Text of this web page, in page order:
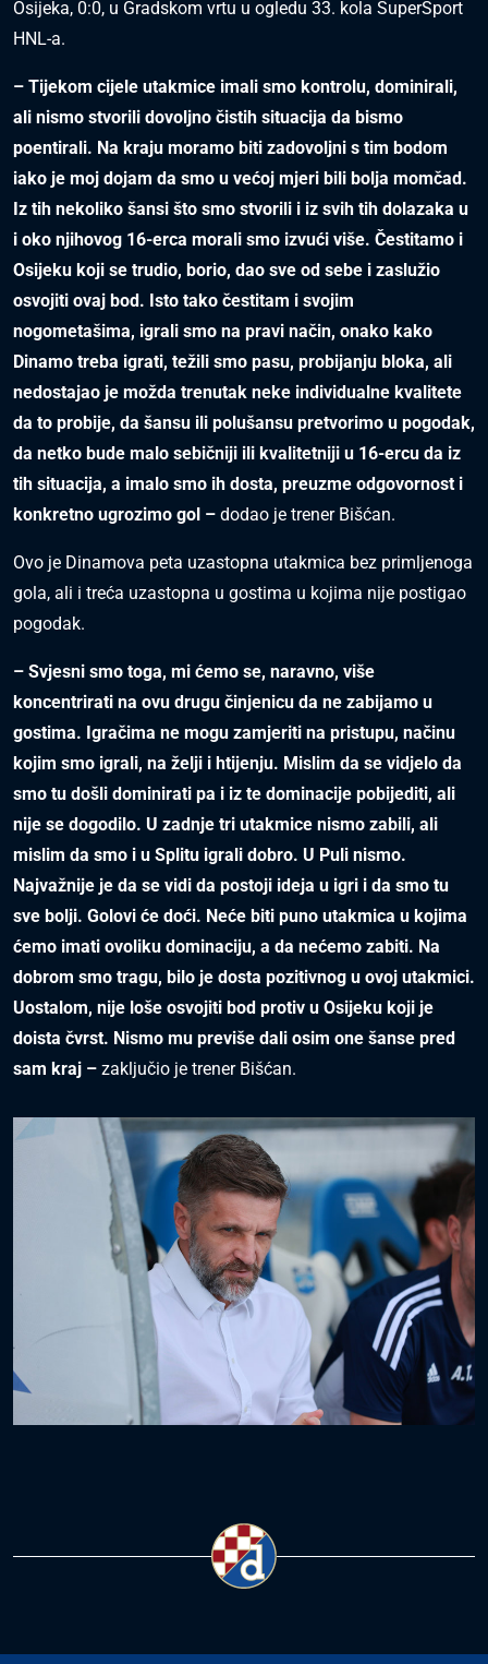
Osijeka, 0:0, u Gradskom vrtu u ogledu 33. kola SuperSport
HNL-a.
– Tijekom cijele utakmice imali smo kontrolu, dominirali,
ali nismo stvorili dovoljno čistih situacija da bismo
poentirali. Na kraju moramo biti zadovoljni s tim bodom
iako je moj dojam da smo u većoj mjeri bili bolja momčad.
Iz tih nekoliko šansi što smo stvorili i iz svih tih dolazaka u
i oko njihovog 16-erca morali smo izvući više. Čestitamo i
Osijeku koji se trudio, borio, dao sve od sebe i zaslužio
osvojiti ovaj bod. Isto tako čestitam i svojim
nogometašima, igrali smo na pravi način, onako kako
Dinamo treba igrati, težili smo pasu, probijanju bloka, ali
nedostajao je možda trenutak neke individualne kvalitete
da to probije, da šansu ili polušansu pretvorimo u pogodak,
da netko bude malo sebičniji ili kvalitetniji u 16-ercu da iz
tih situacija, a imalo smo ih dosta, preuzme odgovornost i
konkretno ugrozimo gol – dodao je trener Bišćan.
Ovo je Dinamova peta uzastopna utakmica bez primljenoga
gola, ali i treća uzastopna u gostima u kojima nije postigao
pogodak.
– Svjesni smo toga, mi ćemo se, naravno, više
koncentrirati na ovu drugu činjenicu da ne zabijamo u
gostima. Igračima ne mogu zamjeriti na pristupu, načinu
kojim smo igrali, na želji i htijenju. Mislim da se vidjelo da
smo tu došli dominirati pa i iz te dominacije pobijediti, ali
nije se dogodilo. U zadnje tri utakmice nismo zabili, ali
mislim da smo i u Splitu igrali dobro. U Puli nismo.
Najvažnije je da se vidi da postoji ideja u igri i da smo tu
sve bolji. Golovi će doći. Neće biti puno utakmica u kojima
ćemo imati ovoliku dominaciju, a da nećemo zabiti. Na
dobrom smo tragu, bilo je dosta pozitivnog u ovoj utakmici.
Uostalom, nije loše osvojiti bod protiv u Osijeku koji je
doista čvrst. Nismo mu previše dali osim one šanse pred
sam kraj – zaključio je trener Bišćan.